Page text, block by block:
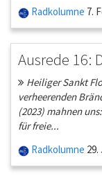
Radkolumne 7.
Ausrede 16:
Heiliger Sankt
verheerenden
(2023) mahnen
für freie...
Radkolumne 29.